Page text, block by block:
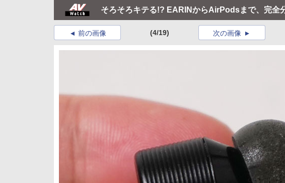
そろそろキテる!? EARINからAirPodsまで、完全
前の画像 (4/19) 次の画像